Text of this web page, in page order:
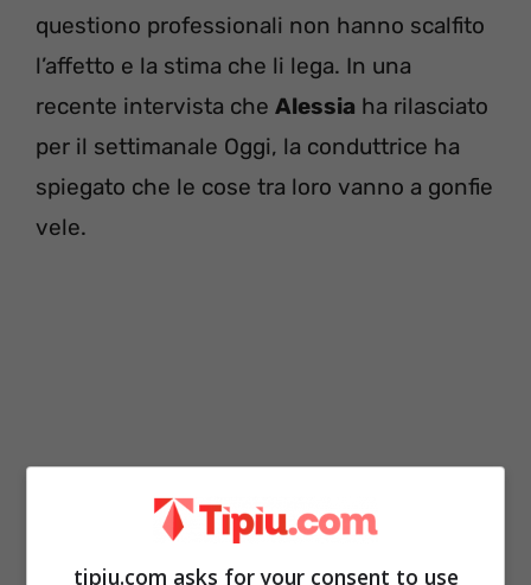
questiono professionali non hanno scalfito
l’affetto e la stima che li lega. In una
recente intervista che Alessia ha rilasciato
per il settimanale Oggi, la conduttrice ha
spiegato che le cose tra loro vanno a gonfie
vele.
tipiu.com asks for your consent to use